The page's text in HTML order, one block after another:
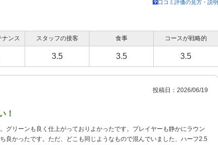
口コミ評価の見方・説明
ナンス スタッフの接客 食事 コースが戦略的
3.5 3.5 3.5
投稿日：2026/06/19
！
グリーンも良く仕上がっておりよかったです。プレイヤーも静かにラウン
良かったです。ただ、どこも同じようなもので混んでいました、ハーフ2.5